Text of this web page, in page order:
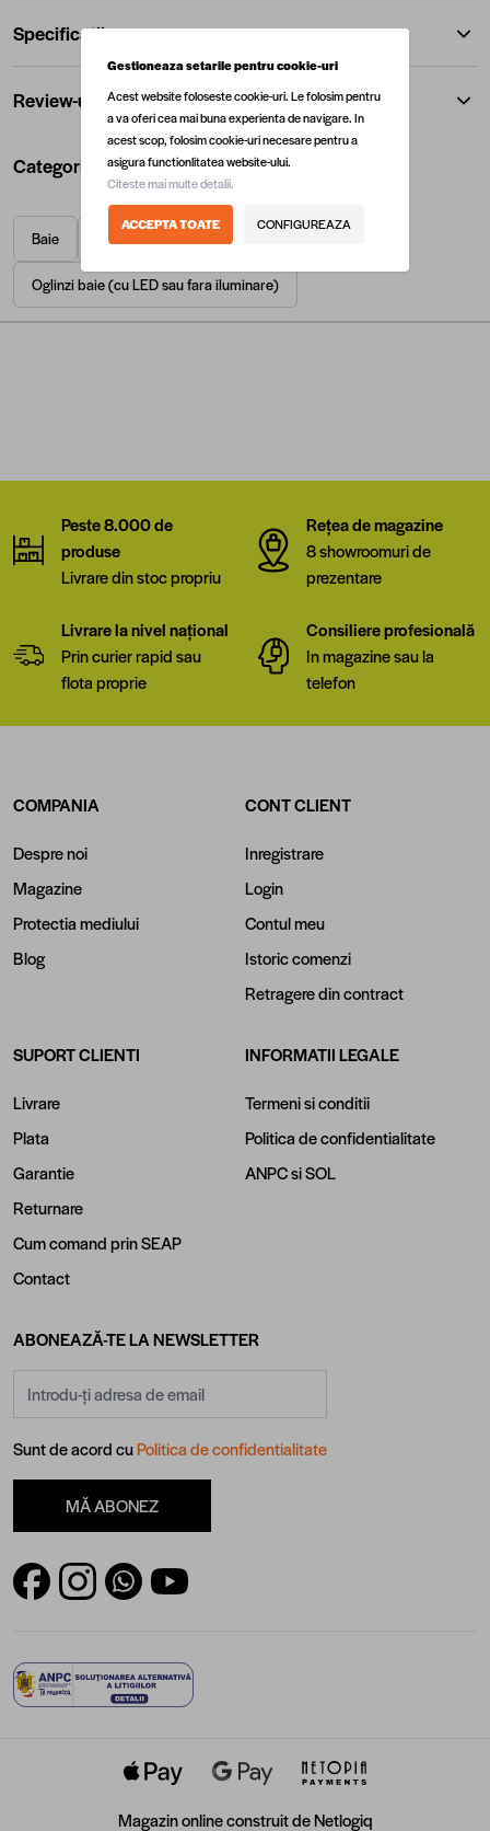
Specificatii
Review-uri
Categorii utile
Baie Mobilier baie
Oglinzi baie (cu LED sau fara iluminare)
Peste 8.000 de
produse
Livrare din stoc propriu
Rețea de magazine
8 showroomuri de
prezentare
Livrare la nivel național
Prin curier rapid sau
flota proprie
Consiliere profesională
In magazine sau la
telefon
COMPANIA
Despre noi
Magazine
Protectia mediului
Blog
CONT CLIENT
Inregistrare
Login
Contul meu
Istoric comenzi
Retragere din contract
SUPORT CLIENTI
Livrare
Plata
Garantie
Returnare
Cum comand prin SEAP
Contact
INFORMATII LEGALE
Termeni si conditii
Politica de confidentialitate
ANPCsiSOL
ABONEAZĂ-TE LA NEWSLETTER
Sunt de acord cuPolitica de confidentialitate
MĂ ABONEZ
Magazin online construit deNetlogiq
Gestioneaza setarile pentru cookie-uri
Acest website foloseste cookie-uri. Le folosim pentru
a va oferi cea mai buna experienta de navigare. In
acest scop, folosim cookie-uri necesare pentru a
asigura functionlitatea website-ului.
Citeste mai multe detalii.
ACCEPTA TOATE CONFIGUREAZA